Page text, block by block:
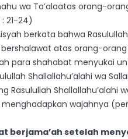
wa Ta’alaatas orang-
21-24)
berkata bahwa
atas orang-
para shahabat menyukai
Shallallahu’alahi wa
Rasulullah Shallallahu’alahi
wajahnya
berjama’ah setelah